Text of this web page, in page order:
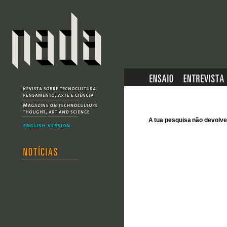
A tua pesquisa não